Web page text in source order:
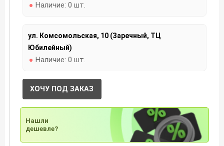
Наличие: 0 шт.
ул. Комсомольская, 10 (Заречный, ТЦ
Юбилейный)
Наличие: 0 шт.
ХОЧУ ПОД ЗАКАЗ
Нашли
дешевле?